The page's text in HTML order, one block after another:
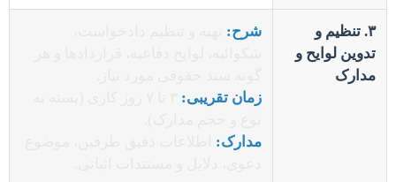
۳. تنظیم و
تدوین لوایح و
مدارک
شرح:
زمان تقریبی:
مدارک: